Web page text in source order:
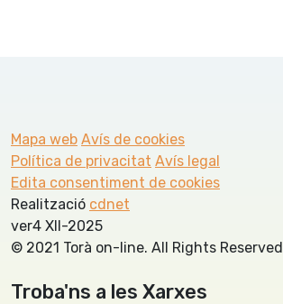
Mapa web Avís de cookies
Política de privacitat Avís legal
Edita consentiment de cookies
Realització cdnet
ver4 XII-2025
© 2021 Torà on-line. All Rights Reserved
Troba'ns a les Xarxes